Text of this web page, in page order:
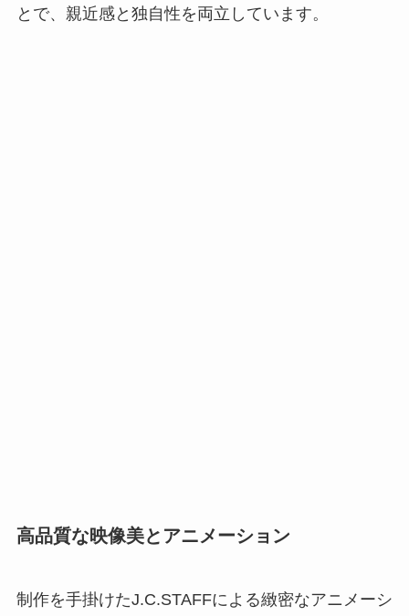
とで、親近感と独自性を両立しています。
高品質な映像美とアニメーション
制作を手掛けたJ.C.STAFFによる緻密なアニメーシ